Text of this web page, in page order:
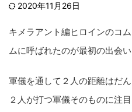
2020年11月26日
キメラアント編ヒロインのコ
ムに呼ばれたのが最初の出会い
軍儀を通して２人の距離はだ
２人が打つ軍儀そのものに注